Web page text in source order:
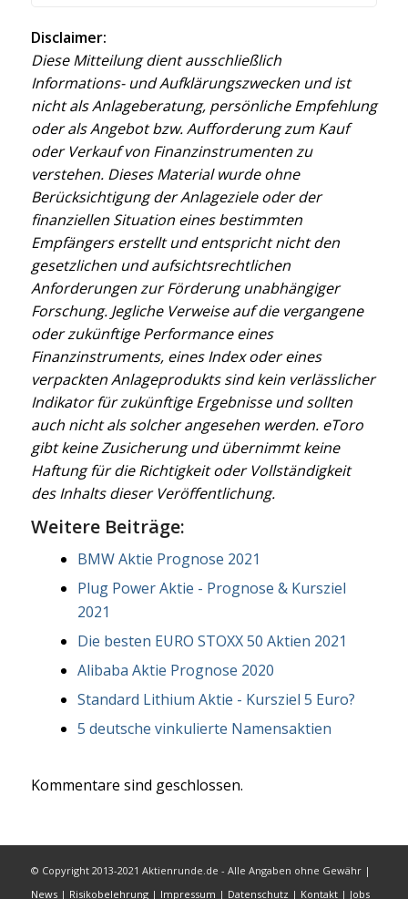
Disclaimer:
Diese Mitteilung dient ausschließlich
Informations- und Aufklärungszwecken und ist
nicht als Anlageberatung, persönliche Empfehlung
oder als Angebot bzw. Aufforderung zum Kauf
oder Verkauf von Finanzinstrumenten zu
verstehen. Dieses Material wurde ohne
Berücksichtigung der Anlageziele oder der
finanziellen Situation eines bestimmten
Empfängers erstellt und entspricht nicht den
gesetzlichen und aufsichtsrechtlichen
Anforderungen zur Förderung unabhängiger
Forschung. Jegliche Verweise auf die vergangene
oder zukünftige Performance eines
Finanzinstruments, eines Index oder eines
verpackten Anlageprodukts sind kein verlässlicher
Indikator für zukünftige Ergebnisse und sollten
auch nicht als solcher angesehen werden. eToro
gibt keine Zusicherung und übernimmt keine
Haftung für die Richtigkeit oder Vollständigkeit
des Inhalts dieser Veröffentlichung.
Weitere Beiträge:
BMW Aktie Prognose 2021
Plug Power Aktie - Prognose & Kursziel
2021
Die besten EURO STOXX 50 Aktien 2021
Alibaba Aktie Prognose 2020
Standard Lithium Aktie - Kursziel 5 Euro?
5 deutsche vinkulierte Namensaktien
Kommentare sind geschlossen.
© Copyright 2013-2021 Aktienrunde.de - Alle Angaben ohne Gewähr |
News| Risikobelehrung| Impressum | Datenschutz | Kontakt| Jobs